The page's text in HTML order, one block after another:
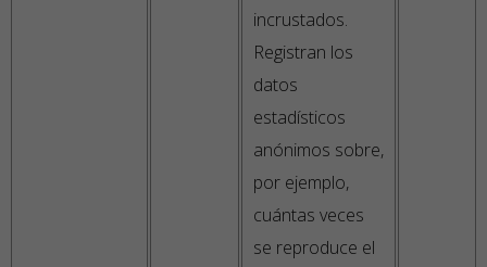
incrustados.
Registran los
datos
estadísticos
anónimos sobre,
por ejemplo,
cuántas veces
se reproduce el